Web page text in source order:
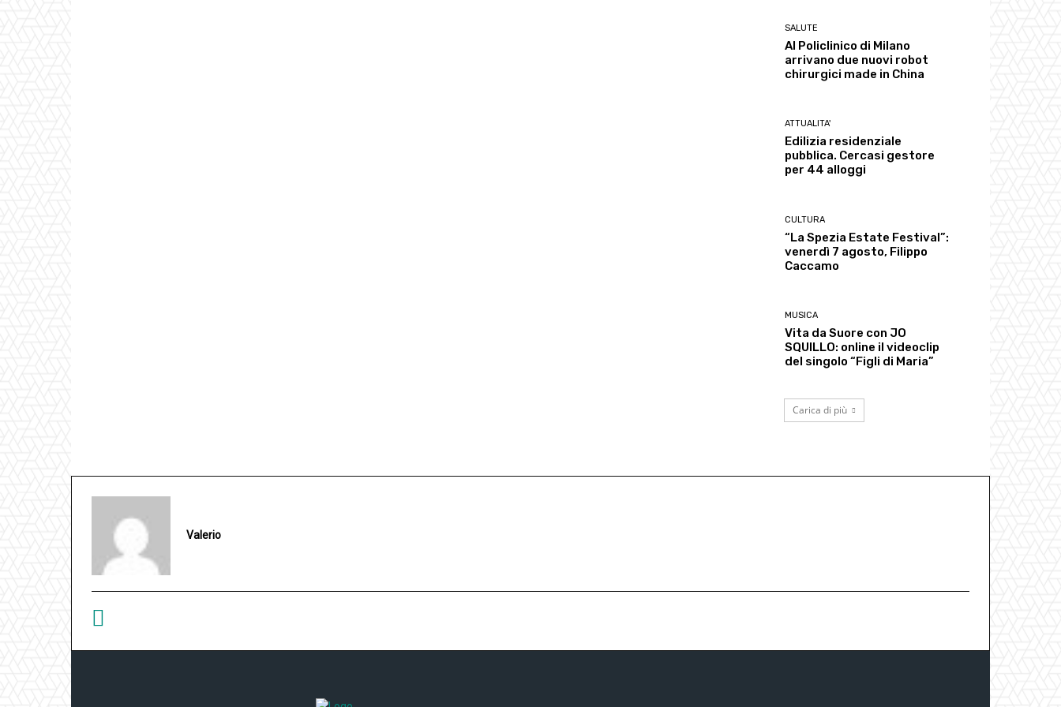
SALUTE
Al Policlinico di Milano
arrivano due nuovi robot
chirurgici made in China
ATTUALITA'
Edilizia residenziale
pubblica. Cercasi gestore
per 44 alloggi
CULTURA
“La Spezia Estate Festival”:
venerdì 7 agosto, Filippo
Caccamo
MUSICA
Vita da Suore con JO
SQUILLO: online il videoclip
del singolo “Figli di Maria”
Carica di più
Valerio